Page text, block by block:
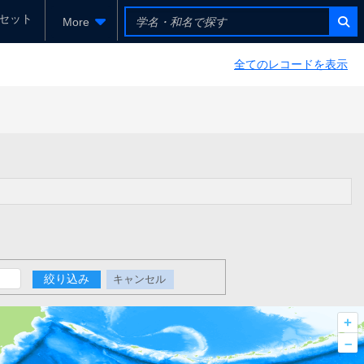
ット More
全てのレコードを表示
絞り込み キャンセル
+
–